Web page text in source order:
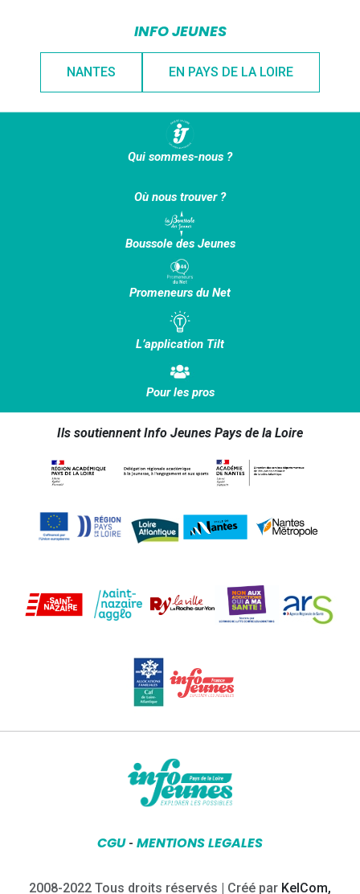
INFO JEUNES
NANTES EN PAYS DE LA LOIRE
Qui sommes-nous ?
Où nous trouver ?
Boussole des Jeunes
Promeneurs du Net
L’application Tilt
Pour les pros
Ils soutiennent Info Jeunes Pays de la Loire
CGU- MENTIONS LEGALES
2008-2022 Tous droits réservés | Créé par KelCom,